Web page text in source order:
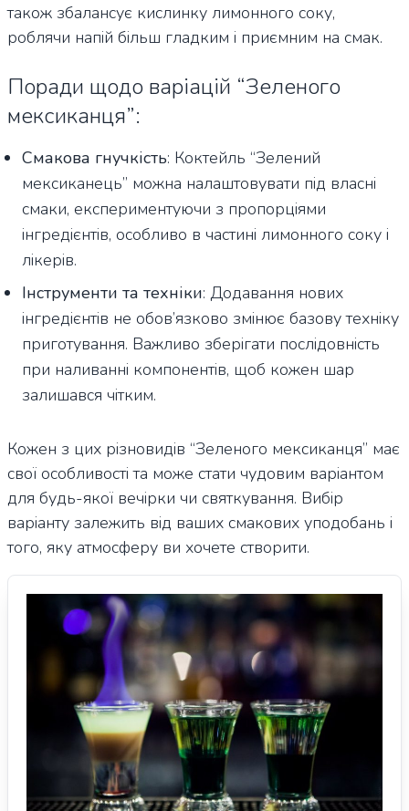
також збалансує кислинку лимонного соку,
роблячи напій більш гладким і приємним на смак.
Поради щодо варіацій “Зеленого
мексиканця”:
Смакова гнучкість: Коктейль “Зелений
мексиканець” можна налаштовувати під власні
смаки, експериментуючи з пропорціями
інгредієнтів, особливо в частині лимонного соку і
лікерів.
Інструменти та техніки: Додавання нових
інгредієнтів не обов’язково змінює базову техніку
приготування. Важливо зберігати послідовність
при наливанні компонентів, щоб кожен шар
залишався чітким.
Кожен з цих різновидів “Зеленого мексиканця” має
свої особливості та може стати чудовим варіантом
для будь-якої вечірки чи святкування. Вибір
варіанту залежить від ваших смакових уподобань і
того, яку атмосферу ви хочете створити.